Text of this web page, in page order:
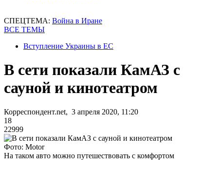
СПЕЦТЕМА: Война в Иране
ВСЕ ТЕМЫ
Вступление Украины в ЕС
В сети показали КамАЗ с
сауной и кинотеатром
Корреспондент.net, 3 апреля 2020, 11:20
18
22999
Фото: Motor
На таком авто можно путешествовать с комфортом